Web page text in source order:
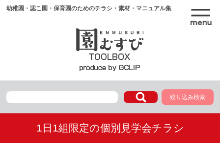
幼稚園・認こ園・保育園のためのチラシ・素材・マニュアル集
絞り込み検索
1日1組限定の個別見学会チラシ